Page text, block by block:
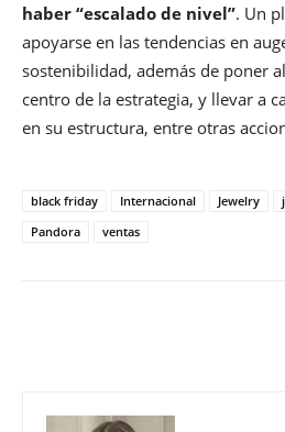
haber “escalado de nivel”. Un
apoyarse en las tendencias en
sostenibilidad, además de poner
centro de la estrategia, y llevar a
en su estructura, entre otras
black friday Internacional Jewelry
Pandora
ventas